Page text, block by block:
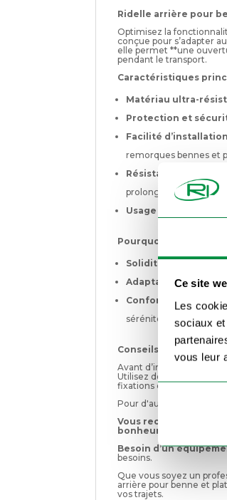
Ce site
Les
sociaux
vous leur
Ridelle arrière pour
Optimisez la
conçue pour s’adapter
elle permet **une
pendant le transport.
Caractéristiques
Matériau ultra-
Protection et
Facilité
remorques bennes et
Résistance aux
prolongée en extérieur.
Usage polyvalent :
Pourquoi choisir
Solidité et durabilité :
Adaptabilité :
Conformité aux
sérénité.
Conseils d’installation :
Avant d’installer la
Utilisez des boulons et
fixations et des
Pour d'autres porte
Vous recherchez des
bonheur ? N'hésitez
Besoin d’un
besoins.
Que vous soyez un
arrière pour benne et
vos trajets.